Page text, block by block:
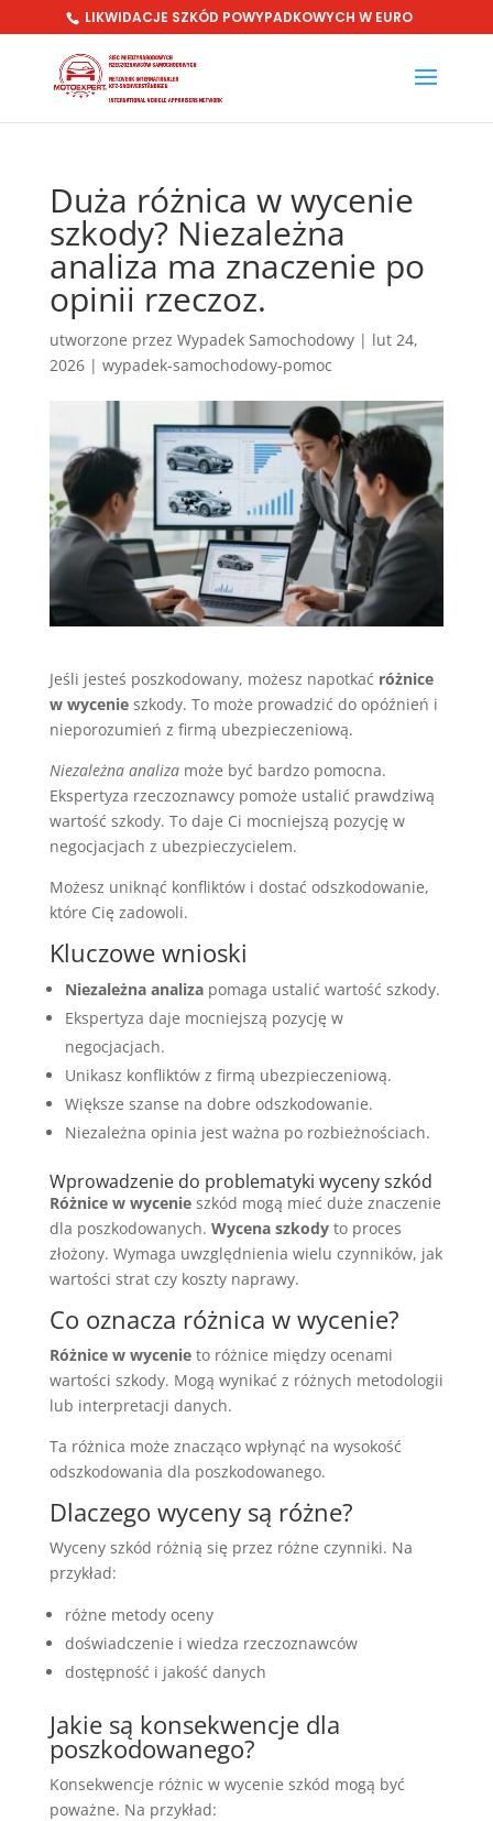
LIKWIDACJE SZKÓD POWYPADKOWYCH W EURO
Duża różnica w wycenie
szkody? Niezależna
analiza ma znaczenie po
opinii rzeczoz.
utworzone przez Wypadek Samochodowy| lut 24,
2026| wypadek-samochodowy-pomoc
Jeśli jesteś poszkodowany, możesz napotkać różnice
w wycenieszkody. To może prowadzić do opóźnień i
nieporozumień z firmą ubezpieczeniową.
Niezależna analizamoże być bardzo pomocna.
Ekspertyza rzeczoznawcy pomoże ustalić prawdziwą
wartość szkody. To daje Ci mocniejszą pozycję w
negocjacjach z ubezpieczycielem.
Możesz uniknąć konfliktów i dostać odszkodowanie,
które Cię zadowoli.
Kluczowe wnioski
Niezależna analizapomaga ustalić wartość szkody.
Ekspertyza daje mocniejszą pozycję w
negocjacjach.
Unikasz konfliktów z firmą ubezpieczeniową.
Większe szanse na dobre odszkodowanie.
Niezależna opinia jest ważna po rozbieżnościach.
Wprowadzenie do problematyki wyceny szkód
Różnice w wycenieszkód mogą mieć duże znaczenie
dla poszkodowanych. Wycena szkodyto proces
złożony. Wymaga uwzględnienia wielu czynników, jak
wartości strat czy koszty naprawy.
Co oznacza różnica w wycenie?
Różnice w wycenieto różnice między ocenami
wartości szkody. Mogą wynikać z różnych metodologii
lub interpretacji danych.
Ta różnica może znacząco wpłynąć na wysokość
odszkodowania dla poszkodowanego.
Dlaczego wyceny są różne?
Wyceny szkód różnią się przez różne czynniki. Na
przykład:
różne metody oceny
doświadczenie i wiedza rzeczoznawców
dostępność i jakość danych
Jakie są konsekwencje dla
poszkodowanego?
Konsekwencje różnic w wycenie szkód mogą być
poważne. Na przykład: